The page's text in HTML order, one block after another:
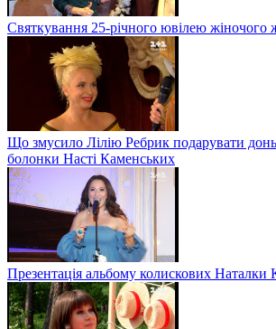
Святкування 25-річного ювілею жіночого
Що змусило Лілію Ребрик подарувати
болонки Насті Каменських
Презентація альбому колискових Наталки